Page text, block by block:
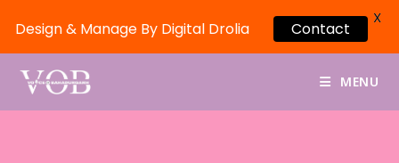
MENU
Design & Manage By Digital Drolia Contact
X